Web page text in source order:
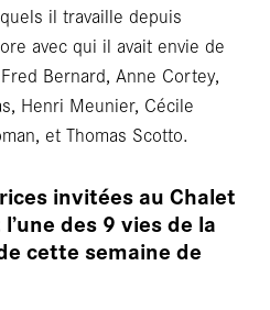
il travaille depuis
avec qui il avait envie de
Bernard, Anne Cortey,
Henri Meunier, Cécile
et Thomas Scotto.
invitées au Chalet
des 9 vies de la
cette semaine de